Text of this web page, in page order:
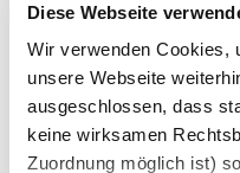
Diese Webseite
Wir verwenden Cookies,
unsere Webseite
ausgeschlossen, dass
keine wirksamen
Zuordnung möglich ist)